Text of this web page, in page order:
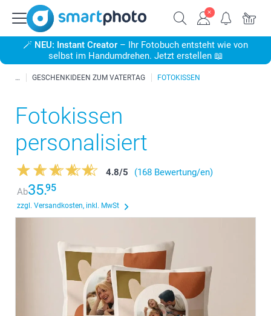
🪄 NEU: Instant Creator – Ihr Fotobuch entsteht wie von
selbst im Handumdrehen. Jetzt erstellen 📖
GESCHENKIDEEN ZUM VATERTAG FOTOKISSEN
Fotokissen
personalisiert
4.8/5
(168 Bewertung/en)
Ab35.95
zzgl. Versandkosten, inkl. MwSt